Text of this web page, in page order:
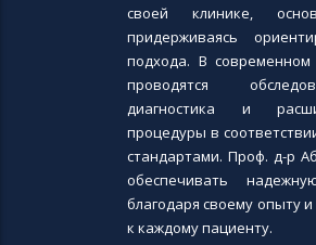
своей клинике,
придерживаясь
подхода. В
проводятся
диагностика и
процедуры в
стандартами. Проф. д-р
обеспечивать
благодаря своему опыту
к каждому пациенту.